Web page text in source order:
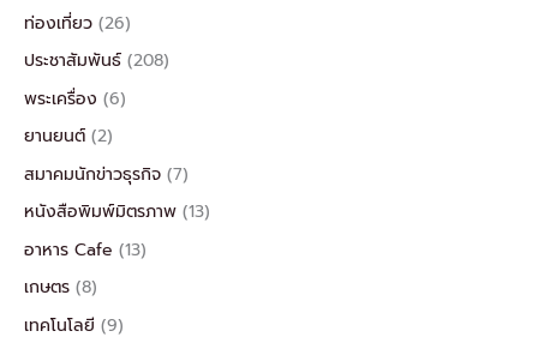
ท่องเที่ยว (26)
ประชาสัมพันธ์ (208)
พระเครื่อง (6)
ยานยนต์ (2)
สมาคมนักข่าวธุรกิจ (7)
หนังสือพิมพ์มิตรภาพ (13)
อาหาร Cafe (13)
เกษตร (8)
เทคโนโลยี (9)